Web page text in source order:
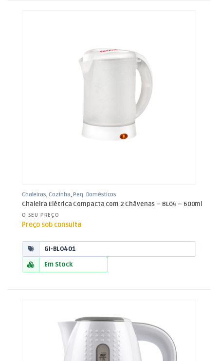
Chaleiras,Cozinha,Peq. Domésticos
Chaleira Elétrica Compacta com 2 Chávenas – BL04 – 600ml
O SEU PREÇO
Preço sob consulta
GI-BL0401
Em Stock